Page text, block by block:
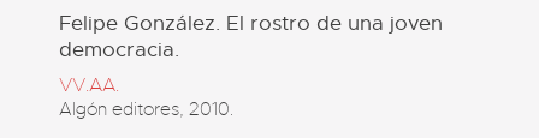
Felipe González. El rostro de una joven
democracia.
VV.AA.
Algón editores, 2010.